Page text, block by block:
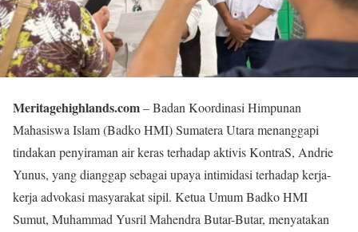
Meritagehighlands.com– Badan Koordinasi Himpunan
Mahasiswa Islam (Badko HMI) Sumatera Utara menanggapi
tindakan penyiraman air keras terhadap aktivis KontraS, Andrie
Yunus, yang dianggap sebagai upaya intimidasi terhadap kerja-
kerja advokasi masyarakat sipil. Ketua Umum Badko HMI
Sumut, Muhammad Yusril Mahendra Butar-Butar, menyatakan